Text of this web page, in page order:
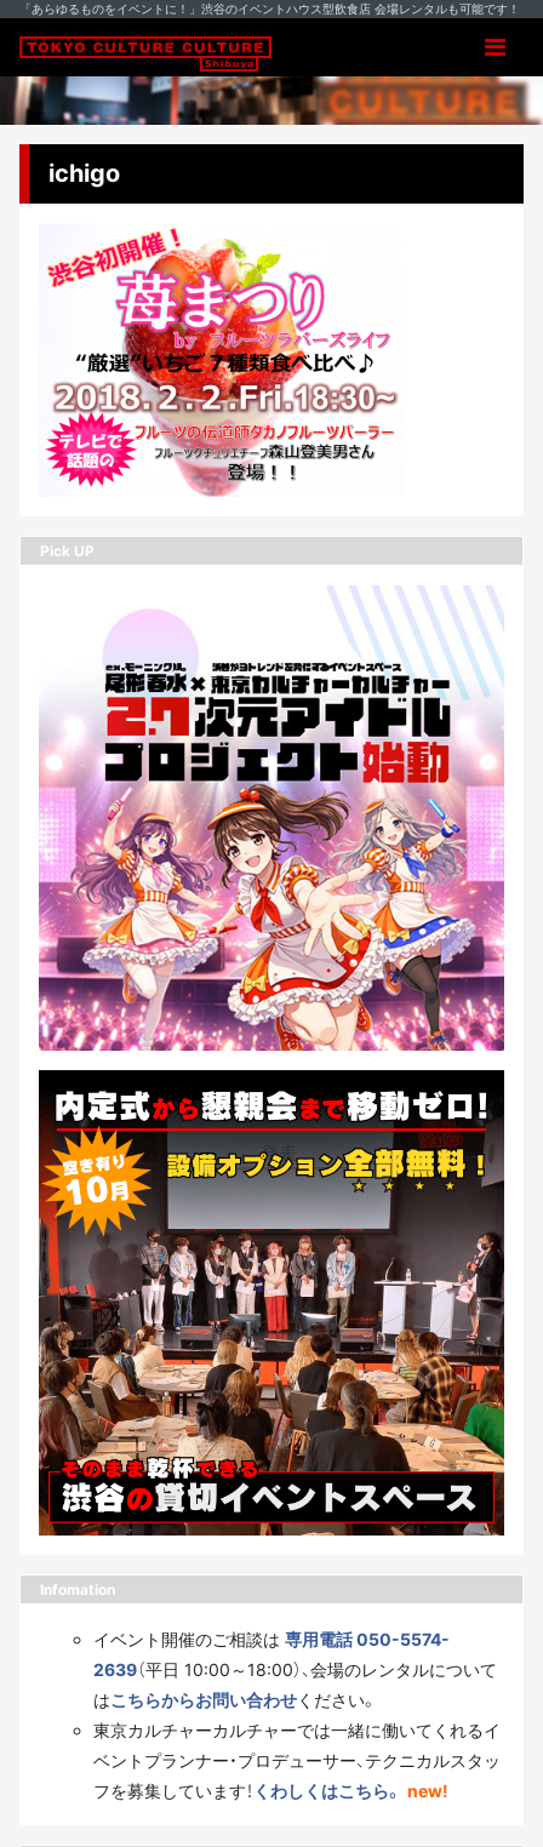
「あらゆるものをイベントに！」渋谷のイベントハウス型飲食店 会場レンタルも可能です！
ichigo
Pick UP
Infomation
イベント開催のご相談は 専用電話 050-5574-
2639（平日 10:00～18:00）、会場のレンタルについて
はこちらからお問い合わせください。
東京カルチャーカルチャーでは一緒に働いてくれるイ
ベントプランナー・プロデューサー、テクニカルスタッ
フを募集しています！ くわしくはこちら。 new!